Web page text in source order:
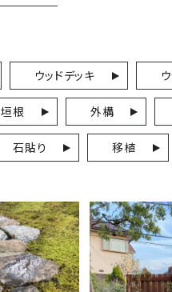
ウッドデッキ
垣根 外構
石貼り 移植